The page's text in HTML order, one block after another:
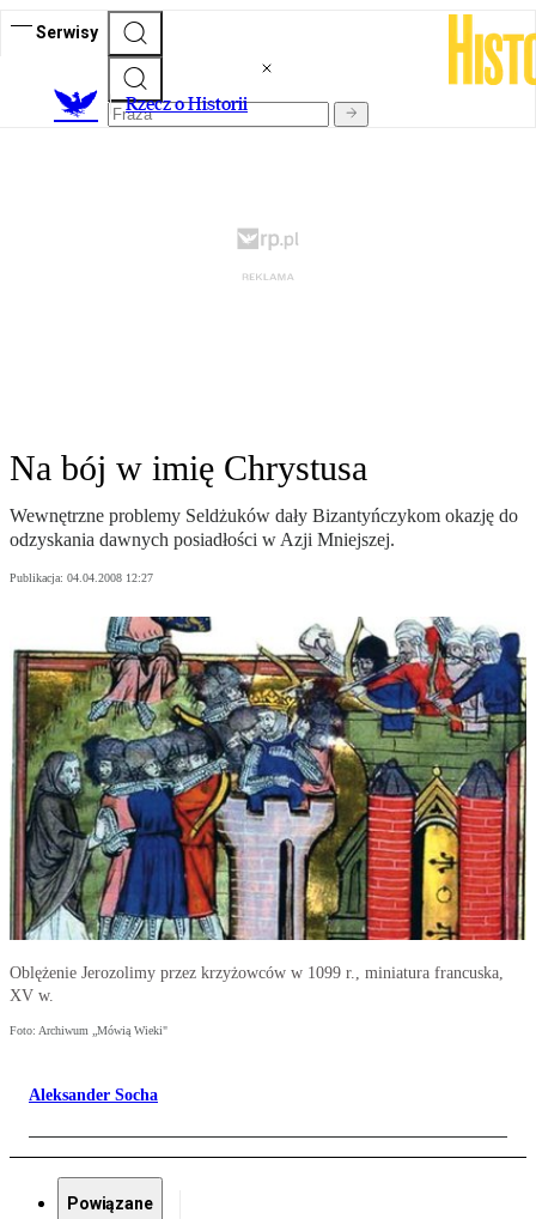
Serwisy
Rzecz o Historii
Na bój w imię Chrystusa
Wewnętrzne problemy Seldżuków dały Bizantyńczykom okazję do
odzyskania dawnych posiadłości w Azji Mniejszej.
Publikacja: 04.04.2008 12:27
Oblężenie Jerozolimy przez krzyżowców w 1099 r., miniatura francuska,
XV w.
Foto: Archiwum „Mówią Wieki"
Aleksander Socha
Powiązane